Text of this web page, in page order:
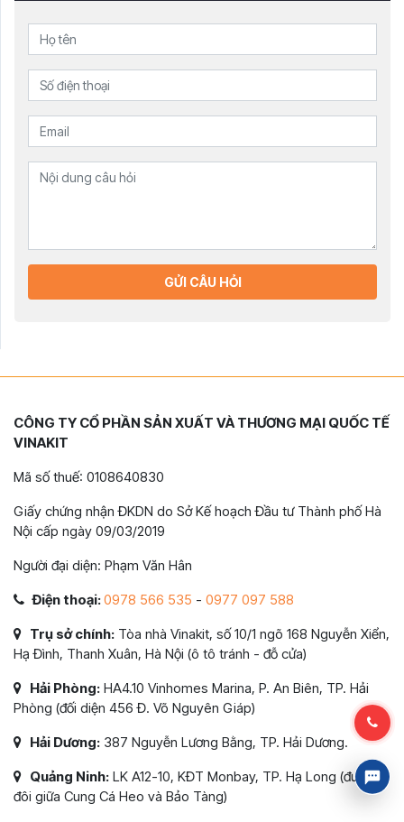
GỬI CÂU HỎI
CÔNG TY CỔ PHẦN SẢN XUẤT VÀ THƯƠNG MẠI QUỐC TẾ
VINAKIT
Mã số thuế: 0108640830
Giấy chứng nhận ĐKDN do Sở Kế hoạch Đầu tư Thành phố Hà
Nội cấp ngày 09/03/2019
Người đại diện: Phạm Văn Hân
Điện thoại:0978 566 535 - 0977 097 588
Trụ sở chính: Tòa nhà Vinakit, số 10/1 ngõ 168 Nguyễn Xiển,
Hạ Đình, Thanh Xuân, Hà Nội (ô tô tránh - đỗ cửa)
Hải Phòng: HA4.10 Vinhomes Marina, P. An Biên, TP. Hải
Phòng (đối diện 456 Đ. Võ Nguyên Giáp)
Hải Dương: 387 Nguyễn Lương Bằng, TP. Hải Dương.
Quảng Ninh: LK A12-10, KĐT Monbay, TP. Hạ Long (đường
đôi giữa Cung Cá Heo và Bảo Tàng)